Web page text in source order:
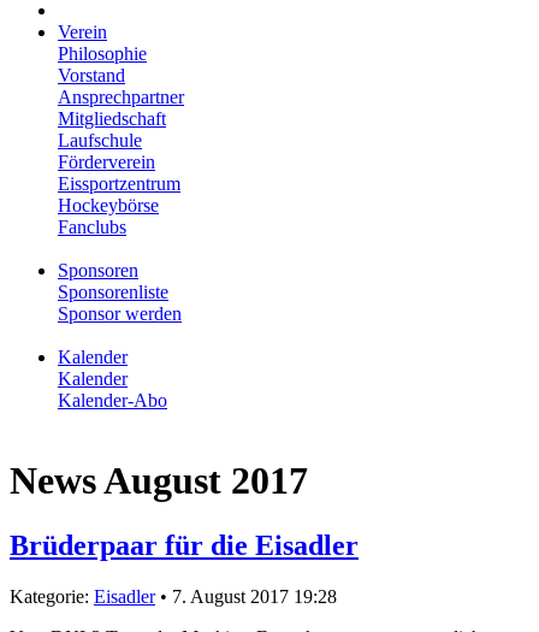
Verein
Philosophie
Vorstand
Ansprechpartner
Mitgliedschaft
Laufschule
Förderverein
Eissportzentrum
Hockeybörse
Fanclubs
Sponsoren
Sponsorenliste
Sponsor werden
Kalender
Kalender
Kalender-Abo
News August 2017
Brüderpaar für die Eisadler
Kategorie: Eisadler• 7. August 2017 19:28